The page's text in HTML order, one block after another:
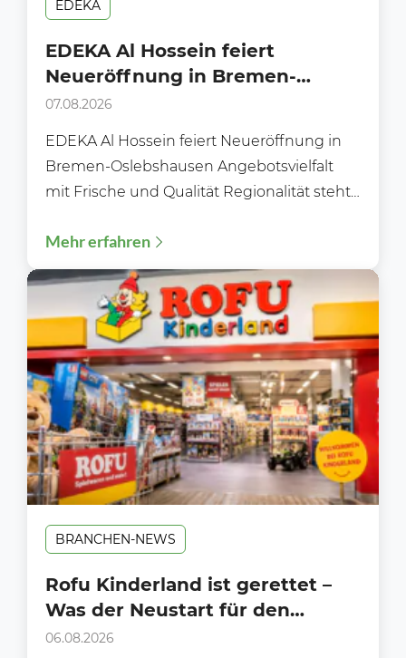
EDEKA
EDEKA Al Hossein feiert
Neueröffnung in Bremen-
Oslebshausen
07.08.2026
EDEKA Al Hossein feiert Neueröffnung in
Bremen-Oslebshausen Angebotsvielfalt
mit Frische und Qualität Regionalität steht
Flexibles und bequemes Einkaufen...
Mehr erfahren
BRANCHEN-NEWS
Rofu Kinderland ist gerettet –
Was der Neustart für den
Handel bedeutet
06.08.2026